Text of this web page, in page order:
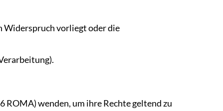
Widerspruch vorliegt oder die
ROMA) wenden, um ihre Rechte geltend zu